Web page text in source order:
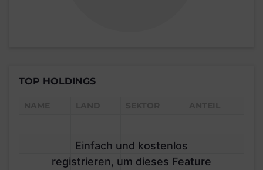
TOP HOLDINGS
Einfach und kostenlos
registrieren, um dieses Feature